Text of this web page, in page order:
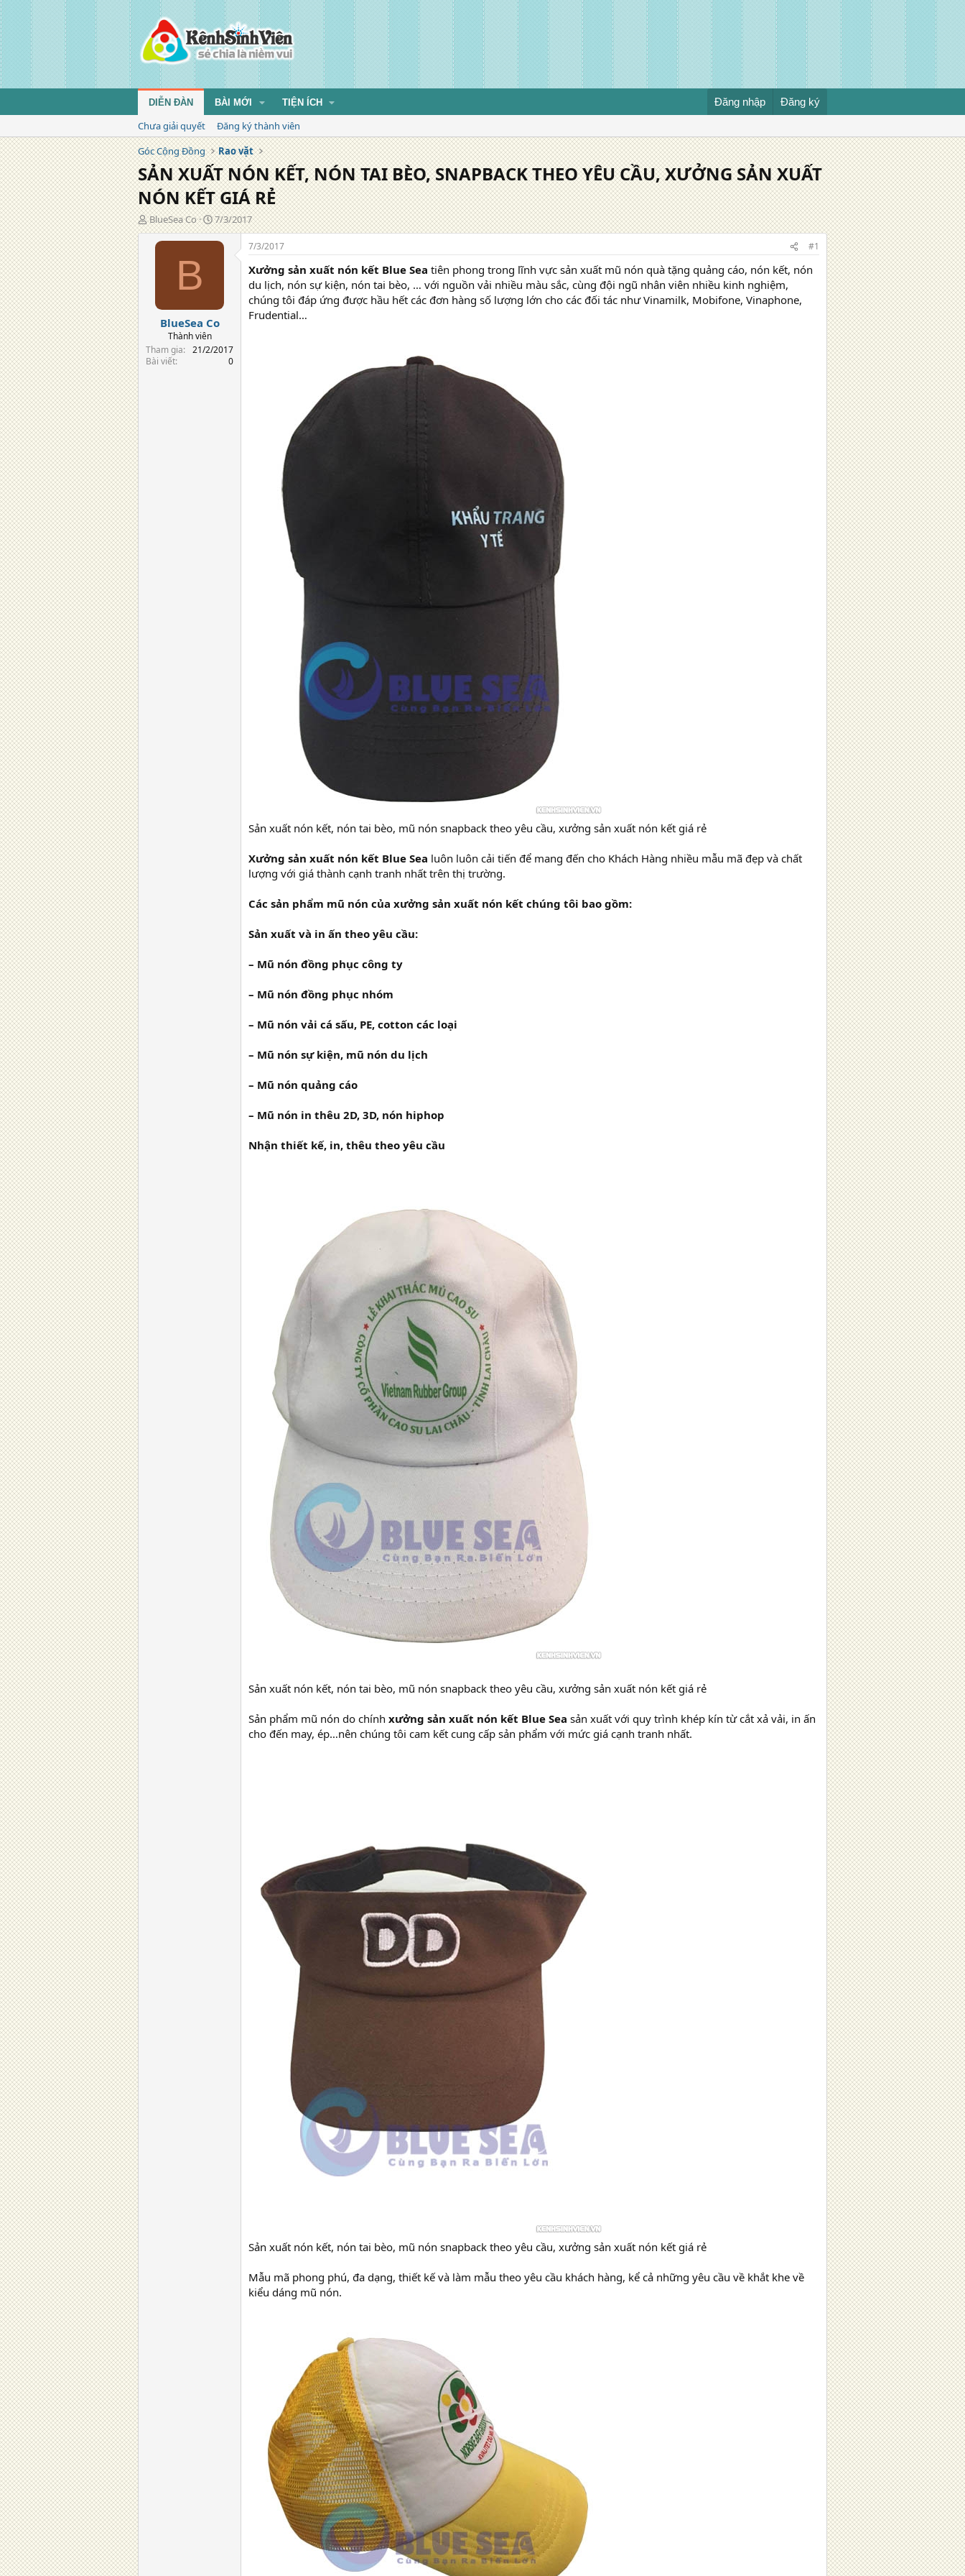
DIỄN ĐÀN BÀI MỚI TIỆN ÍCH Đăng nhập Đăng ký
Chưa giải quyết
Đăng ký thành viên
Góc Cộng Đồng
Rao vặt
SẢN XUẤT NÓN KẾT, NÓN TAI BÈO, SNAPBACK THEO YÊU CẦU, XƯỞNG SẢN XUẤT
NÓN KẾT GIÁ RẺ
T
á
BlueSea Co
N
g
à
g
7/3/2017
B
BlueSea Co
Thành viên
Tham gia
21/2/2017
Bài viết
0
7/3/2017 #1
Xưởng sản xuất nón kết Blue Sea tiên phong trong lĩnh vực sản xuất mũ nón quà tặng quảng cáo, nón kết, nón
du lịch, nón sự kiện, nón tai bèo, … với nguồn vải nhiều màu sắc, cùng đội ngũ nhân viên nhiều kinh nghiệm,
chúng tôi đáp ứng được hầu hết các đơn hàng số lượng lớn cho các đối tác như Vinamilk, Mobifone, Vinaphone,
Frudential…
Sản xuất nón kết, nón tai bèo, mũ nón snapback theo yêu cầu, xưởng sản xuất nón kết giá rẻ
Xưởng sản xuất nón kết Blue Sea luôn luôn cải tiến để mang đến cho Khách Hàng nhiều mẫu mã đẹp và chất
lượng với giá thành cạnh tranh nhất trên thị trường.
Các sản phẩm mũ nón của xưởng sản xuất nón kết chúng tôi bao gồm:
Sản xuất và in ấn theo yêu cầu:
– Mũ nón đồng phục công ty
– Mũ nón đồng phục nhóm
– Mũ nón vải cá sấu, PE, cotton các loại
– Mũ nón sự kiện, mũ nón du lịch
– Mũ nón quảng cáo
– Mũ nón in thêu 2D, 3D, nón hiphop
Nhận thiết kế, in, thêu theo yêu cầu
Sản xuất nón kết, nón tai bèo, mũ nón snapback theo yêu cầu, xưởng sản xuất nón kết giá rẻ
Sản phẩm mũ nón do chính xưởng sản xuất nón kết Blue Sea sản xuất với quy trình khép kín từ cắt xả vải, in ấn
cho đến may, ép…nên chúng tôi cam kết cung cấp sản phẩm với mức giá cạnh tranh nhất.
Sản xuất nón kết, nón tai bèo, mũ nón snapback theo yêu cầu, xưởng sản xuất nón kết giá rẻ
Mẫu mã phong phú, đa dạng, thiết kế và làm mẫu theo yêu cầu khách hàng, kể cả những yêu cầu về khắt khe về
kiểu dáng mũ nón.